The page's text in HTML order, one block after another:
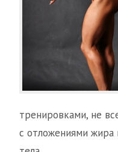
тренировками, не
с отложениями жира